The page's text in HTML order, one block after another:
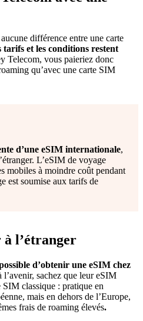
différence entre une carte
tarifs et les conditions restent
Telecom, vous paieriez donc
qu’avec une carte SIM
d’une eSIM internationale,
L’eSIM de voyage
mobiles à moindre coût pendant
est soumise aux tarifs de
l’étranger
d’obtenir une eSIM chez
l’avenir, sachez que leur eSIM
classique : pratique en
mais en dehors de l’Europe,
frais de roaming élevés.